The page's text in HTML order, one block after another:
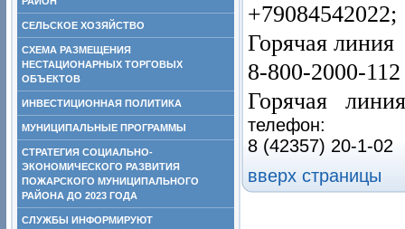
СЕЛЬСКОЕ ХОЗЯЙСТВО
СХЕМА РАЗМЕЩЕНИЯ
НЕСТАЦИОНАРНЫХ ТОРГОВЫХ
ОБЪЕКТОВ
ИНВЕСТИЦИОННАЯ ПОЛИТИКА
МУНИЦИПАЛЬНЫЕ ПРОГРАММЫ
СТРАТЕГИЯ СОЦИАЛЬНО-
ЭКОНОМИЧЕСКОГО РАЗВИТИЯ
ПОЖАРСКОГО МУНИЦИПАЛЬНОГО
РАЙОНА ДО 2023 ГОДА
СЛУЖБЫ ИНФОРМИРУЮТ
+79084542022;
Горячая линия
8-800-2000-112
Горячая
телефон:
8 (42357) 20-1-02
вверх страницы